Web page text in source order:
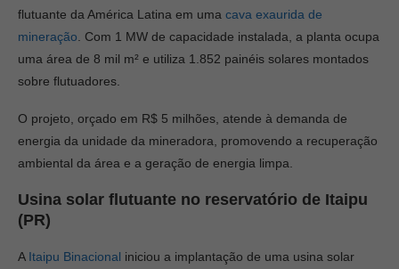
flutuante da América Latina em uma cava exaurida de
mineração . Com 1 MW de capacidade instalada, a planta ocupa
uma área de 8 mil m² e utiliza 1.852 painéis solares montados
sobre flutuadores.
O projeto, orçado em R$ 5 milhões, atende à demanda de
energia da unidade da mineradora, promovendo a recuperação
ambiental da área e a geração de energia limpa.
Usina solar flutuante no reservatório de Itaipu
(PR)
A Itaipu Binacional iniciou a implantação de uma usina solar